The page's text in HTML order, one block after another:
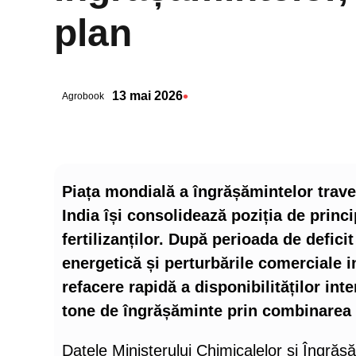
plan
Agrobook 13 mai 2026•
Piața mondială a îngrășămintelor
India își consolidează poziția de
fertilizanților. După perioada de
energetică și perturbările comerciale
refacere rapidă a disponibilităților
tone de îngrășăminte prin
Datele Ministerului Chimicalelor și